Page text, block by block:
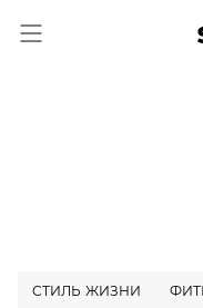
СТИЛЬ ЖИЗНИ